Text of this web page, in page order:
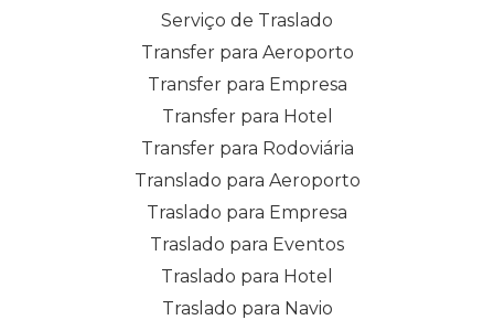
Serviço de Traslado
Transfer para Aeroporto
Transfer para Empresa
Transfer para Hotel
Transfer para Rodoviária
Translado para Aeroporto
Traslado para Empresa
Traslado para Eventos
Traslado para Hotel
Traslado para Navio